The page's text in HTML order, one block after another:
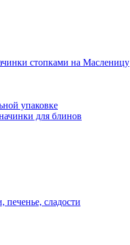
стопками на Масленицу
упаковке
для блинов
сладости